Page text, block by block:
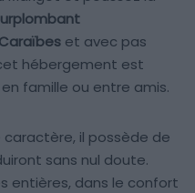
et avec pas
hébergement est
famille ou entre amis.
caractère, il possède de
sans nul doute.
entières, dans le confort